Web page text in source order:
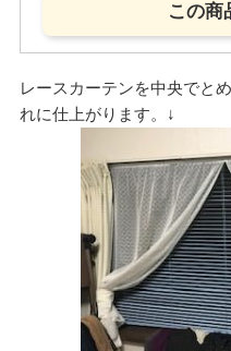
この商
レースカーテンを中央でと
れに仕上がります。↓